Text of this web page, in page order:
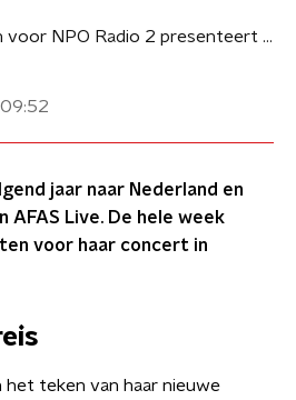
Win kaarten voor NPO Radio 2 presenteert Emeli Sandé
09:52
jaar naar Nederland en
Live. De hele week
voor haar concert in
het teken van haar nieuwe